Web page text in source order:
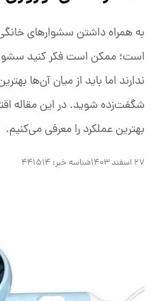
به همراه داشتن سشوارهای
است؛ ممکن است فکر کنید
ندارند اما باید از میان آن‌ها
شگفت‌زده شوید. در این مقاله
بهترین عملکرد را معرفی می‌کنیم.
۲۷ اسفند ۱۴۰۳ شناسه خبر: ۴۴۱۵۱۴